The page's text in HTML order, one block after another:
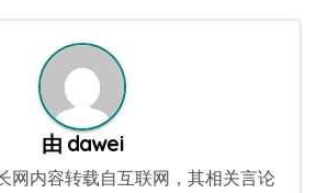
由 dawei
网内容转载自互联网，其相关言论